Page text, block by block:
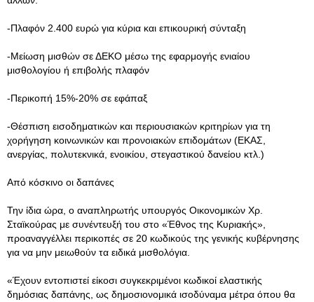
-Πλαφόν 2.400 ευρώ για κύρια και επικουρική σύνταξη
-Μείωση μισθών σε ΔΕΚΟ μέσω της εφαρμογής ενιαίου
μισθολογίου ή επιβολής πλαφόν
-Περικοπή 15%-20% σε εφάπαξ
-Θέσπιση εισοδηματικών και περιουσιακών κριτηρίων για τη
χορήγηση κοινωνικών και προνοιακών επιδομάτων (ΕΚΑΣ,
ανεργίας, πολυτεκνικά, ενοικίου, στεγαστικού δανείου κτλ.)
Από κόσκινο οι δαπάνες
Την ίδια ώρα, ο αναπληρωτής υπουργός Οικονομικών Χρ.
Σταϊκούρας με συνέντευξή του στο «Έθνος της Κυριακής»,
προαναγγέλλει περικοπές σε 20 κωδικούς της γενικής κυβέρνησης
για να μην μειωθούν τα ειδικά μισθολόγια.
«Έχουν εντοπιστεί είκοσι συγκεκριμένοι κωδικοί ελαστικής
δημόσιας δαπάνης, ως δημοσιονομικά ισοδύναμα μέτρα όπου θα